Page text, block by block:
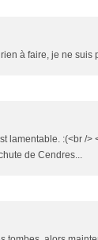
à faire, je ne suis
lamentable. :(<br />
de Cendres...